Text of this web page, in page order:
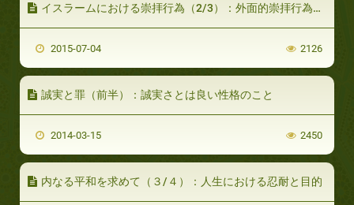
イスラームにおける崇拝行為（2/3）：外面的崇拝行為の形式
2015-07-04 2126
誠実と罪（前半）：誠実さとは良い性格のこと
2014-03-15 2450
内なる平和を求めて（３/４）：人生における忍耐と目的